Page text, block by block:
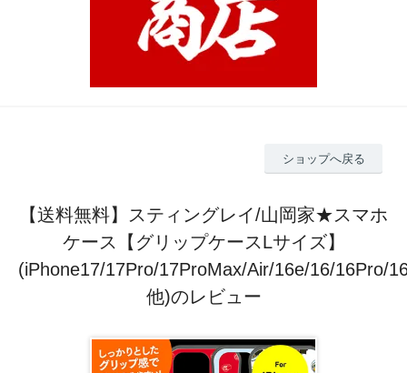
ショップへ戻る
【送料無料】スティングレイ/山岡家★スマホ
ケース【グリップケースLサイズ】
(iPhone17/17Pro/17ProMax/Air/16e/16/16Pro/
他)のレビュー